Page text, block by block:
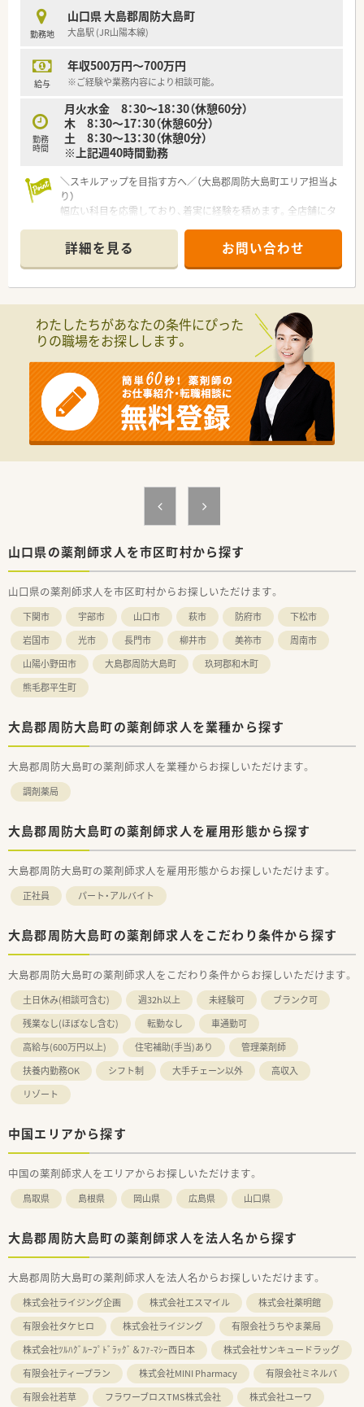
おります。※水剤分注機、錠剤散剤自動分包機、全自動錠剤分包
機、全自動散剤分包機、軟膏自動調剤機
■産前産後休業・育児休業は女性6名（取得率100％）、男性4名育
■「子育てサポート企業」の証として「くるみんマーク」認定を取
得しております。
得日数1人あたり11日、月1回ノー残業デーを設けております。
■福利厚生の一環としてOTC社員割引制度を設けております。
■日本外来小児科学会や日本薬剤師会学術大会など参加実績も
ございます。研修会としては、薬剤師会研修会・WEBセミナー（メ
フェア（春と秋に開催）なども行っております。
■普段直接会う機会のないスタッフの交流の場として1年に1
回、全店舗が集まって社内イベントを開催しています。
＜こんな方にもおすすめ＞
■ご家庭と両立しながらバランスよく勤務したい方
■プライベートとメリハリをつけて勤務したい方
勤務地
山口県 大島郡周防大島町
大畠駅 (JR山陽本線)
給与
年収500万円～700万円
※ご経験や業務内容により相談可能。
勤務
時間
月火水金 8：30～18：30（休憩60分）
木 8：30～17：30（休憩60分）
土 8：30～13：30（休憩0分）
※上記週40時間勤務
＼スキルアップを目指す方へ／（大島郡周防大島町エリア担当よ
り）
幅広い科目を応需しており、着実に経験を積めます。全店舗にタ
っています。
【店舗情報と応需状況について】
■大畠駅からお車で7分ほどの場所に位置しており、地域に根差
■門前クリニックから消化器科や外科など、幅広い科目の処方箋
を1日あたり30枚から40枚ほど応需しています。
■正社員2名と応援スタッフ1名の体制で、患者様のニーズに応
えながら安心感のある丁寧な対応を心掛けています。
【募集背景と求める人物像について】
■今回は欠員補充のための募集となっており、地域医療に貢献し
たいという熱意のある薬剤師の方を求めています。
■良い人材がいれば積極的に採用を検討する温度感ですので、調
剤未経験の方やブランクがある方もご相談可能です。
■店舗の状況に合わせて柔軟に対応し、自己のスキルアップとと
■保険調剤や在宅訪問事業などを柱とし、地域になくてはならな
い薬局を目指して地域密着型のサービスを提供しています。
業員にとってもやりがいのある環境が整っています。
詳細を見る お問い合わせ
わたしたちがあなたの条件にぴった
りの職場をお探しします。
山口県の薬剤師求人を市区町村から探す
山口県の薬剤師求人を市区町村からお探しいただけます。
下関市 宇部市 山口市 萩市 防府市
下松市
岩国市
光市 長門市 柳井市 美祢市
周南市
山陽小野田市
大島郡周防大島町
玖珂郡和木町
熊毛郡平生町
大島郡周防大島町の薬剤師求人を業種から探す
大島郡周防大島町の薬剤師求人を業種からお探しいただけます。
調剤薬局
大島郡周防大島町の薬剤師求人を雇用形態から探す
大島郡周防大島町の薬剤師求人を雇用形態からお探しいただけます。
正社員 パート・アルバイト
大島郡周防大島町の薬剤師求人をこだわり条件から探す
大島郡周防大島町の薬剤師求人をこだわり条件からお探しいただけます。
土日休み(相談可含む) 週32h以上 未経験可
ブランク可
残業なし(ほぼなし含む)
転勤なし
車通勤可
高給与(600万円以上)
住宅補助(手当)あり
管理薬剤師
扶養内勤務OK
シフト制 大手チェーン以外
高収入
リゾート
中国エリアから探す
中国の薬剤師求人をエリアからお探しいただけます。
鳥取県 島根県 岡山県 広島県 山口県
大島郡周防大島町の薬剤師求人を法人名から探す
大島郡周防大島町の薬剤師求人を法人名からお探しいただけます。
株式会社ライジング企画 株式会社エスマイル
株式会社薬明館
有限会社タケヒロ
株式会社ライジング
有限会社うちやま薬局
株式会社ﾂﾙﾊｸﾞﾙｰﾌﾟﾄﾞﾗｯｸﾞ＆ﾌｧ-ﾏｼｰ西日本
株式会社サンキュードラッグ
有限会社ティープラン
株式会社MINI Pharmacy
有限会社ミネルバ
有限会社若草
フラワーブロスTMS株式会社
株式会社ユーワ